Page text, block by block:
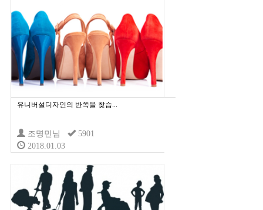
유니버설디자인의 반쪽을 찾습...
조명민님
5901
2018.01.03